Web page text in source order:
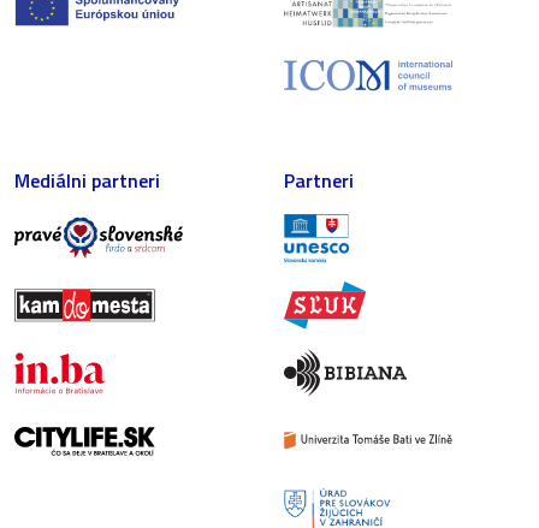
Mediálni partneri Partneri